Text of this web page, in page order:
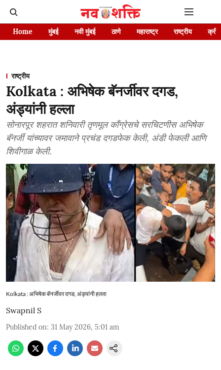
Home मुंबई नवी मुंबई ठाणे महाराष्ट्र राष्ट्रीय
राष्ट्रीय
Kolkata : अभिषेक बॅनर्जीवर दगड,
अंड्यांनी हल्ला
सोनारपूर शहरात शनिवारी तृणमूल काँग्रेसचे सरचिटणीस अभिषेक
बॅनर्जी यांच्यावर जमावाने प्रचंड दगडफेक केली, अंडी फेकली आणि
शिवीगाळ केली.
Kolkata : अभिषेक बॅनर्जीवर दगड, अंड्यांनी हल्ला
Swapnil S
Published on: 31 May 2026, 5:01 am